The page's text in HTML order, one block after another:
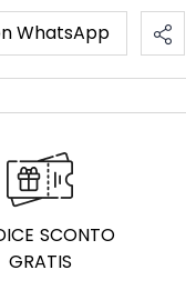
WhatsApp
SCONTO
GRATIS